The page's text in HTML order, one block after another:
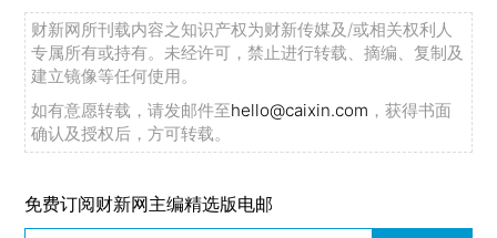
财新网所刊载内容之知识产权为财新传媒及/或相关权利人
专属所有或持有。未经许可，禁止进行转载、摘编、复制及
建立镜像等任何使用。
如有意愿转载，请发邮件至hello@caixin.com ，获得书面
确认及授权后，方可转载。
免费订阅财新网主编精选版电邮